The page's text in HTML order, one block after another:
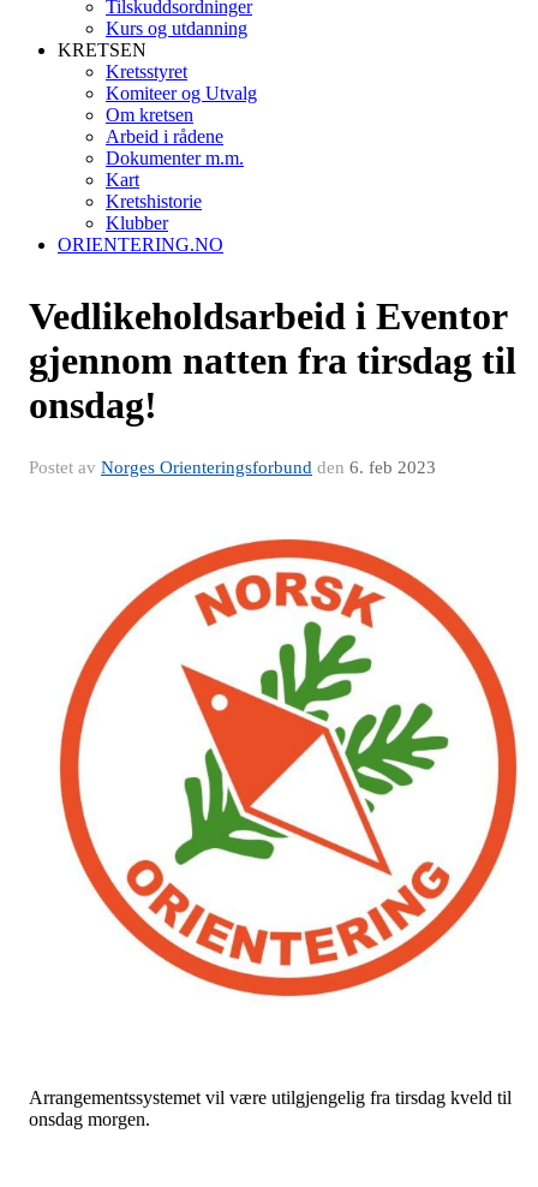
Tilskuddsordninger
Kurs og utdanning
KRETSEN
Kretsstyret
Komiteer og Utvalg
Om kretsen
Arbeid i rådene
Dokumenter m.m.
Kart
Kretshistorie
Klubber
ORIENTERING.NO
Vedlikeholdsarbeid i Eventor
gjennom natten fra tirsdag til
onsdag!
Postet av Norges Orienteringsforbund den 6. feb 2023
Arrangementssystemet vil være utilgjengelig fra tirsdag kveld til
onsdag morgen.